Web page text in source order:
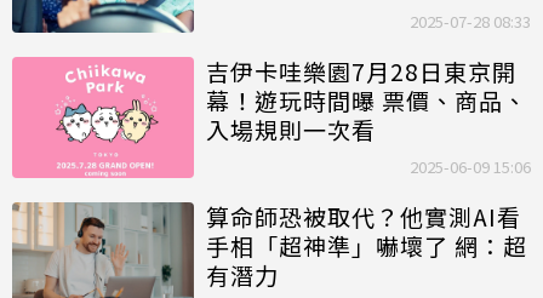
2025-07-28 08:33
吉伊卡哇樂園7月28日東京開
幕！遊玩時間曝 票價、商品、
入場規則一次看
2025-06-09 15:06
算命師恐被取代？他實測AI看
手相「超神準」嚇壞了 網：超
有潛力